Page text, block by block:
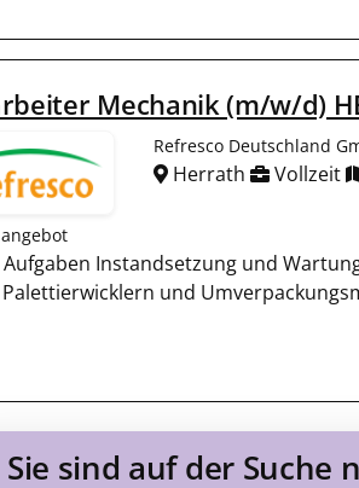
Mechanik (m/w/d)
Refresco Deutschland
Herrath Vollzeit
Instandsetzung und
und
Sie sind auf der Suche